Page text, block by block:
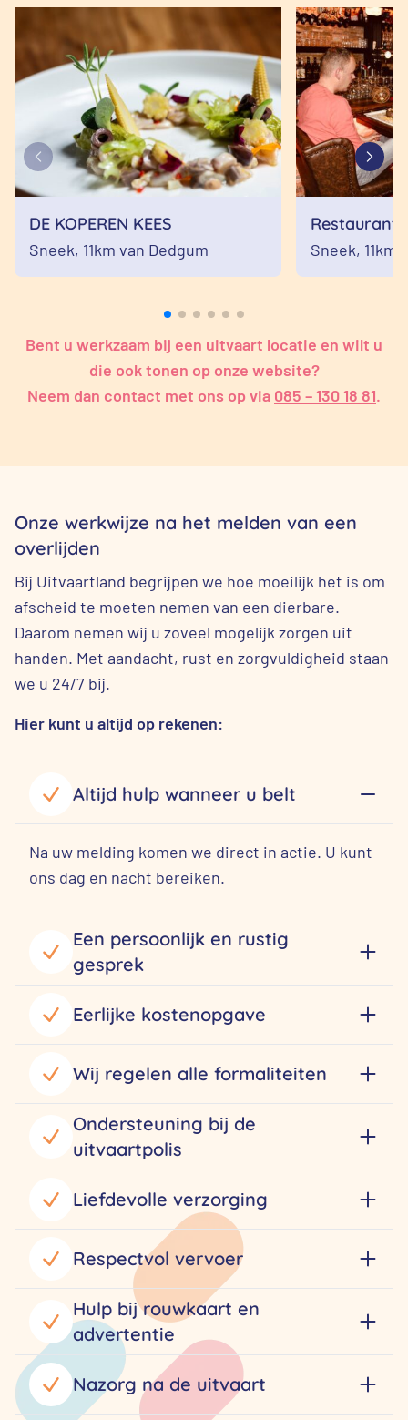
DE KOPEREN KEES
Sneek, 11km van Dedgum
Restaurant
Sneek, 11km
Bent u werkzaam bij een uitvaart locatie en wilt u
die ook tonen op onze website?
Neem dan contact met ons op via 085 – 130 18 81.
Onze werkwijze na het melden van een
overlijden
Bij Uitvaartland begrijpen we hoe moeilijk het is om
afscheid te moeten nemen van een dierbare.
Daarom nemen wij u zoveel mogelijk zorgen uit
handen. Met aandacht, rust en zorgvuldigheid staan
we u 24/7 bij.
Hier kunt u altijd op rekenen:
Altijd hulp wanneer u belt
Na uw melding komen we direct in actie. U kunt
ons dag en nacht bereiken.
Een persoonlijk en rustig
gesprek
Eerlijke kostenopgave
Wij regelen alle formaliteiten
Ondersteuning bij de
uitvaartpolis
Liefdevolle verzorging
Respectvol vervoer
Hulp bij rouwkaart en
advertentie
Nazorg na de uitvaart